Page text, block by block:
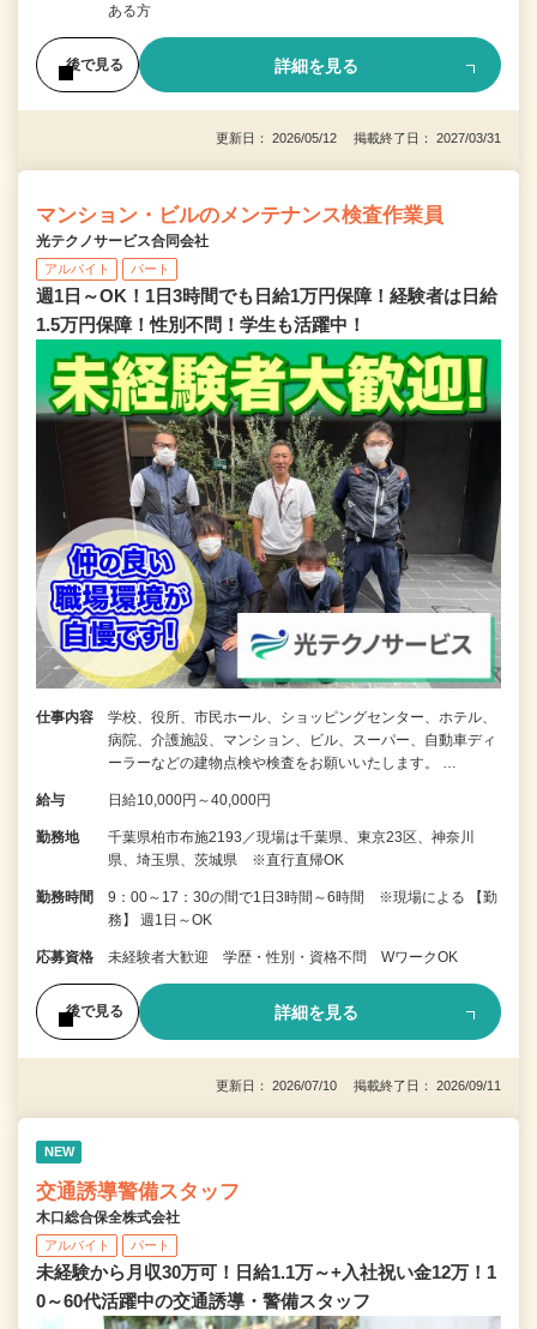
ある方
後で見る 詳細を見る
更新日： 2026/05/12 掲載終了日： 2027/03/31
マンション・ビルのメンテナンス検査作業員
光テクノサービス合同会社
アルバイト パート
週1日～OK！1日3時間でも日給1万円保障！経験者は日給
1.5万円保障！性別不問！学生も活躍中！
仕事内容
学校、役所、市民ホール、ショッピングセンター、ホテル、
病院、介護施設、マンション、ビル、スーパー、自動車ディ
ーラーなどの建物点検や検査をお願いいたします。 …
給与 日給10,000円～40,000円
勤務地
千葉県柏市布施2193／現場は千葉県、東京23区、神奈川
県、埼玉県、茨城県 ※直行直帰OK
勤務時間
9：00～17：30の間で1日3時間～6時間 ※現場による 【勤
務】 週1日～OK
応募資格 未経験者大歓迎 学歴・性別・資格不問 WワークOK
後で見る 詳細を見る
更新日： 2026/07/10 掲載終了日： 2026/09/11
NEW
交通誘導警備スタッフ
木口総合保全株式会社
アルバイト パート
未経験から月収30万可！日給1.1万～+入社祝い金12万！1
0～60代活躍中の交通誘導・警備スタッフ